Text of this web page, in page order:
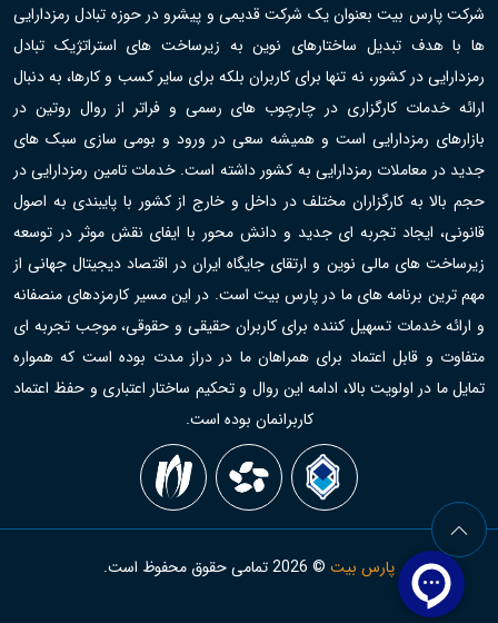
شرکت پارس بیت بعنوان یک شرکت قدیمی و پیشرو در حوزه تبادل رمزدارایی
ها با هدف تبدیل ساختارهای نوین به زیرساخت های استراتژیک تبادل
رمزدارایی در کشور، نه تنها برای کاربران بلکه برای سایر کسب و کارها، به دنبال
ارائه خدمات کارگزاری در چارچوب های رسمی و فراتر از روال روتین در
بازارهای رمزدارایی است و همیشه سعی در ورود و بومی سازی سبک های
جدید در معاملات رمزدارایی به کشور داشته است. خدمات تامین رمزدارایی در
حجم بالا به کارگزاران مختلف در داخل و خارج از کشور با پایبندی به اصول
قانونی، ایجاد تجربه ای جدید و دانش محور با ایفای نقش موثر در توسعه
زیرساخت های مالی نوین و ارتقای جایگاه ایران در اقتصاد دیجیتال جهانی از
مهم ترین برنامه های ما در پارس بیت است. در این مسیر کارمزدهای منصفانه
و ارائه خدمات تسهیل کننده برای کاربران حقیقی و حقوقی، موجب تجربه ای
متفاوت و قابل اعتماد برای همراهان ما در دراز مدت بوده است که همواره
تمایل ما در اولویت بالا، ادامه این روال و تحکیم ساختار اعتباری و حفظ اعتماد
کاربرانمان بوده است.
پارس بیت ©
2026تمامی حقوق محفوظ است.